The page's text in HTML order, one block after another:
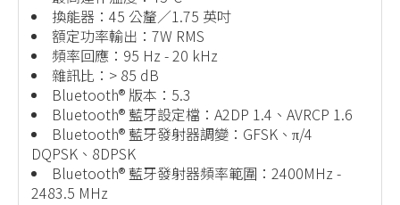
換能器：45 公釐／1.75 英吋
額定功率輸出：7W RMS
頻率回應：95 Hz - 20 kHz
雜訊比：> 85 dB
Bluetooth® 版本：5.3
Bluetooth® 藍牙設定檔：A2DP 1.4、AVRCP 1.6
Bluetooth® 藍牙發射器調變：GFSK、π/4
DQPSK、8DPSK
Bluetooth® 藍牙發射器頻率範圍：2400MHz -
2483.5 MHz